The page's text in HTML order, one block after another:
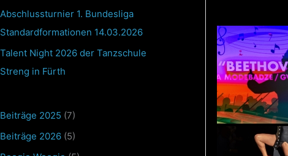
Abschlussturnier 1. Bundesliga
Standardformationen 14.03.2026
Talent Night 2026 der Tanzschule
Streng in Fürth
Beiträge 2025 (7)
Beiträge 2026 (5)